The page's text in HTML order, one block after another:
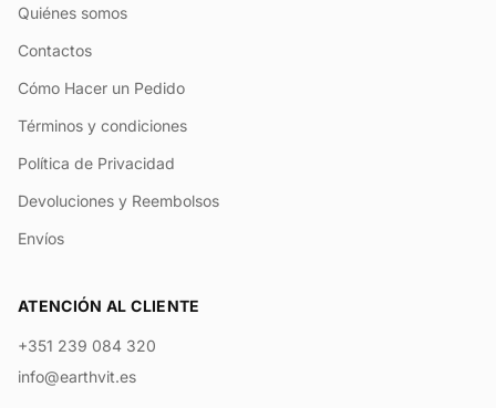
Quiénes somos
Contactos
Cómo Hacer un Pedido
Términos y condiciones
Política de Privacidad
Devoluciones y Reembolsos
Envíos
ATENCIÓN AL CLIENTE
+351 239 084 320
info@earthvit.es